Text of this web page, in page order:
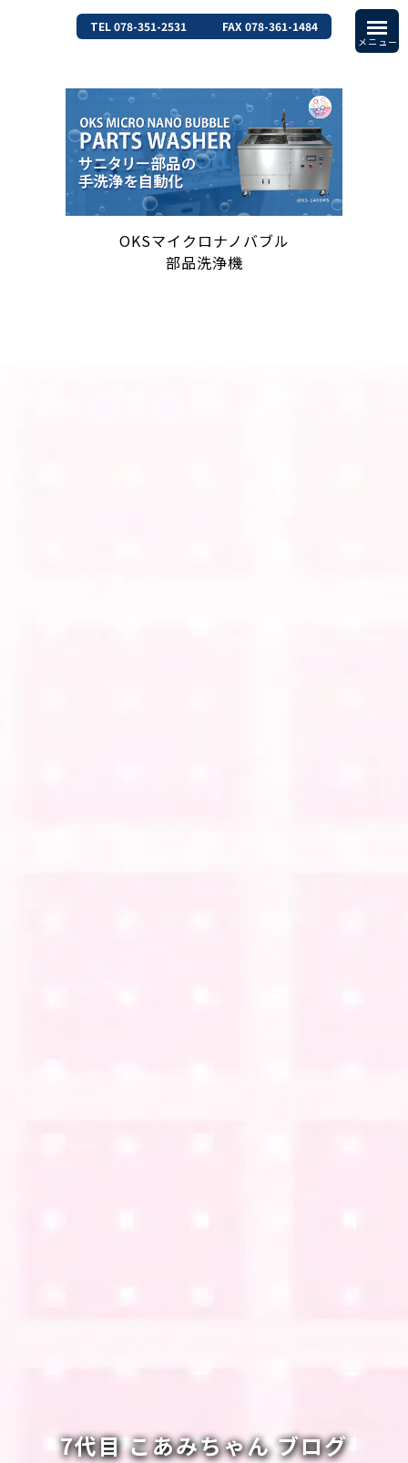
TEL 078-351-2531 FAX 078-361-1484
OKSマイクロナノバブル
部品洗浄機
7代目 こあみちゃん ブログ